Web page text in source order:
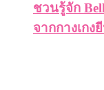
ชวนรู้จัก
จากกางเกง